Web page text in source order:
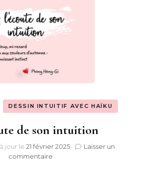
DESSIN INTUITIF AVEC HAÏKU
de son intuition
jour le 21 février 2025
Laisser un
commentaire